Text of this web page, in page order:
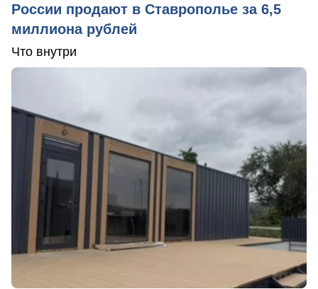
России продают в Ставрополье за 6,5
миллиона рублей
Что внутри